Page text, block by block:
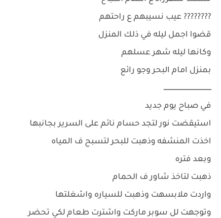
???????? عيب نسيبهم ع راحتهم
قضوا اجمل ليله في ذلك المنزل
وكانها ليله شهر عسلهم
بمنزل امام البحر وجو رائع
ــــــــــــــــــــــــــــــــــــــــــــــــ
في صباح يوم جديد
استيقضت نور لتجد حسام نائم على السرير بجانبها
اخذت المنشفه وذهبت للبحر لتسبح ف المياه
وبعد فتره
ذهبت لتاخذ شاور ف الحمام
واردت ملابسهت وذهبت للسياره واشغلتها
وتوجهت لل سوبر ماركت واشترت طعام لكي تحضر